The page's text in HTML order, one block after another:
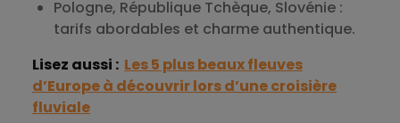
Pologne, République Tchèque, Slovénie :
tarifs abordables et charme authentique.
Lisez aussi : Les 5 plus beaux fleuves
d’Europe à découvrir lors d’une croisière
fluviale